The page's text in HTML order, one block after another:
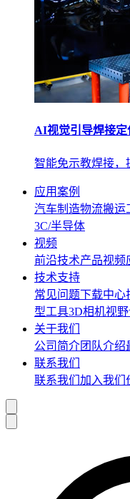
AI视觉引导焊接定
智能免示教焊接，
应用案例
汽车制造物流搬运
3C/半导体
视频
前沿技术产品视频
技术支持
常见问题下载中心
型工具3D相机视
关于我们
公司简介团队介绍
联系我们
联系我们 加入我们